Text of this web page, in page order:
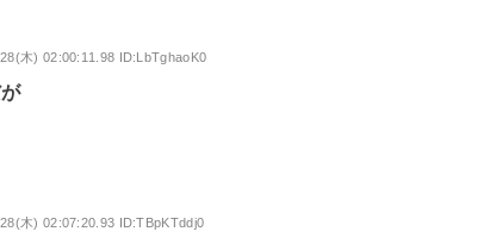
木) 02:00:11.98 ID:LbTghaoK0
木) 02:07:20.93 ID:TBpKTddj0